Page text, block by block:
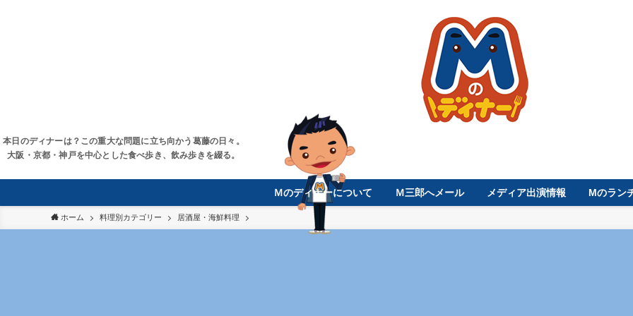
本日のディナーは？この重大な問題に立ち向かう葛藤の日々。
大阪・京都・神戸を中心とした食べ歩き、飲み歩きを綴る。
Ｍのディナーについて Ｍ三郎へメール メディア出演情報 Mのラン
ホーム 料理別カテゴリー 居酒屋・海鮮料理